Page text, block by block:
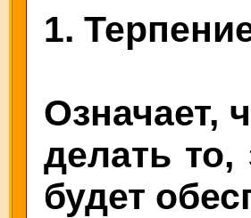
1.
Означает,
делать то,
будет